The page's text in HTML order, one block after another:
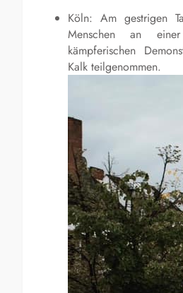
Köln: Am gestrigen
Menschen an
kämpferischen
Kalk teilgenommen.